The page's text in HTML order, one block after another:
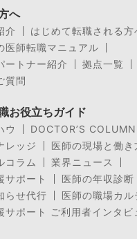
へ
介
はじめて転職される方
医師転職マニュアル
ートナー紹介
拠点一覧
質問
お役立ちガイド
ウ
DOCTOR’S COLUMN
レッジ
医師の現場と働き
コラム
業界ニュース
サポート
医師の年収診断
らせ代行
医師の職場カル
サポート ご利用者インタビ